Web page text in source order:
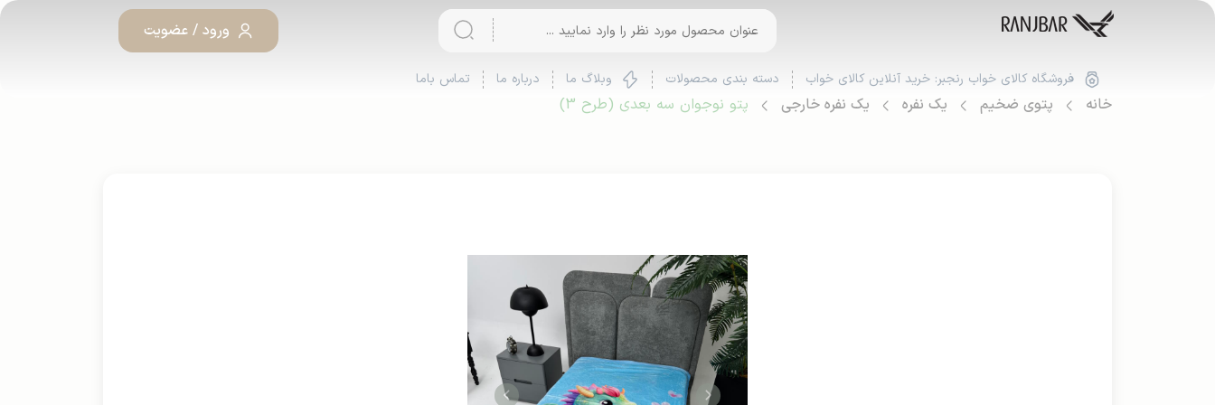
ورود / عضویت
فروشگاه کالای خواب رنجبر: خرید آنلاین کالای خواب دسته بندی محصولات وبلاگ ما درباره ما تماس باما
خانه پتوی ضخیم یک نفره یک نفره خارجی پتو نوجوان سه بعدی (طرح 3)